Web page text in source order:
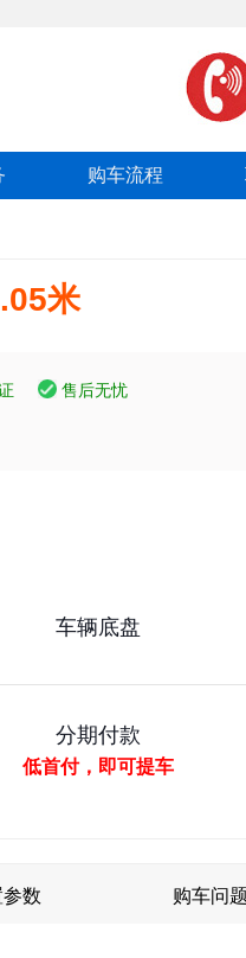
购车流程
米
售后无忧
车辆底盘
分期付款
低首付，即可提车
数 购车问题